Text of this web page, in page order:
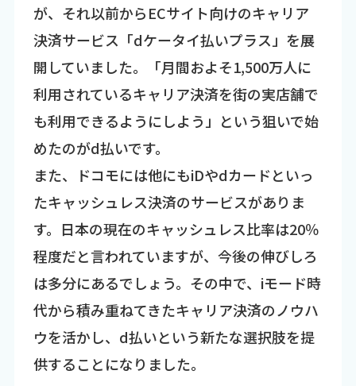
が、それ以前からECサイト向けのキャリア
決済サービス「dケータイ払いプラス」を展
開していました。「月間およそ1,500万人に
利用されているキャリア決済を街の実店舗で
も利用できるようにしよう」という狙いで始
めたのがd払いです。
また、ドコモには他にもiDやdカードといっ
たキャッシュレス決済のサービスがありま
す。日本の現在のキャッシュレス比率は20％
程度だと言われていますが、今後の伸びしろ
は多分にあるでしょう。その中で、iモード時
代から積み重ねてきたキャリア決済のノウハ
ウを活かし、d払いという新たな選択肢を提
供することになりました。